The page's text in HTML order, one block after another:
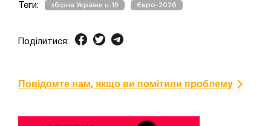
Теги: збірна України u-19 Євро-2026
Поділитися:
Повідомте нам, якщо ви помітили проблему